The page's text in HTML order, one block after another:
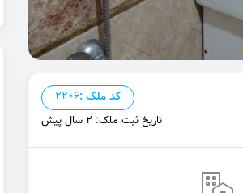
کد ملک :2206
تاریخ ثبت ملک: 2 سال پیش